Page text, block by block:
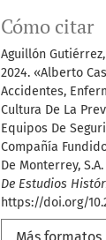
Cómo citar
Aguillón
2024. «Alberto
Accidentes,
Cultura De La
Equipos De
Compañía
De Monterrey, S.A.
De Estudios
https://doi.org/